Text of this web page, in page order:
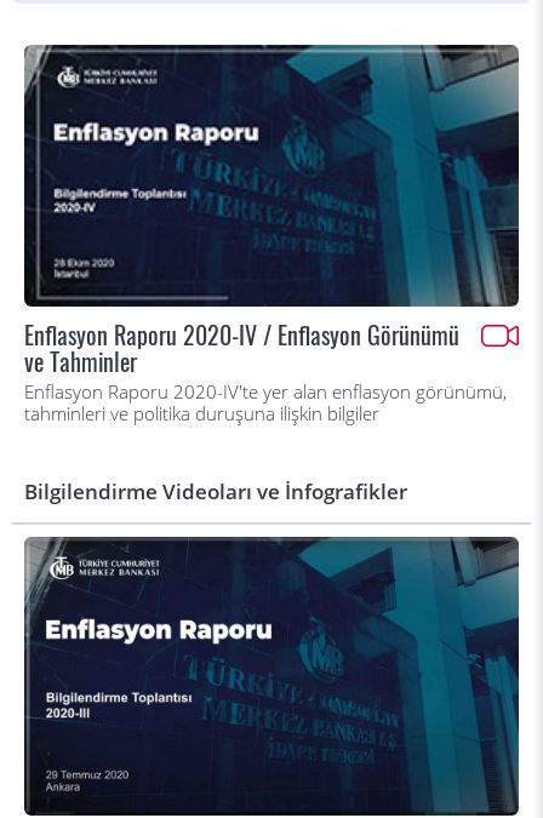
Enflasyon Raporu 2020-IV / Enflasyon Görünümü
ve Tahminler
Enflasyon Raporu 2020-IV'te yer alan enflasyon görünümü,
tahminleri ve politika duruşuna ilişkin bilgiler
Bilgilendirme Videoları ve İnfografikler